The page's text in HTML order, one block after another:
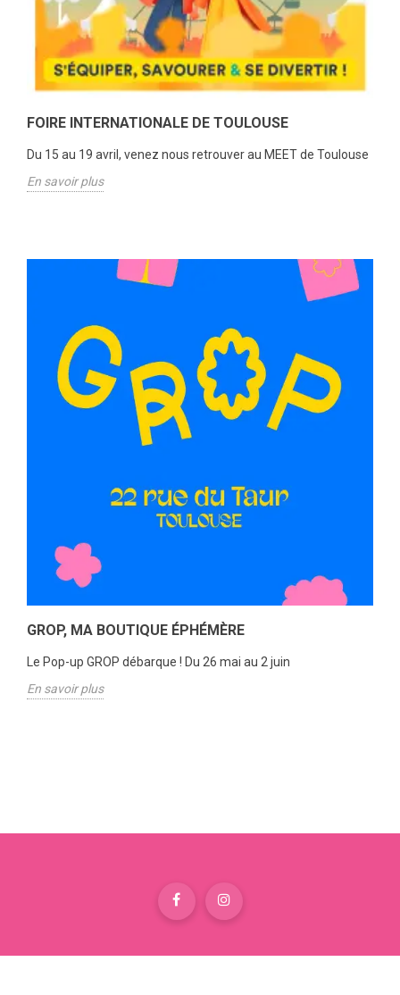
FOIRE INTERNATIONALE DE TOULOUSE
Du 15 au 19 avril, venez nous retrouver au MEET de Toulouse
En savoir plus
GROP, MA BOUTIQUE ÉPHÉMÈRE
Le Pop-up GROP débarque ! Du 26 mai au 2 juin
En savoir plus